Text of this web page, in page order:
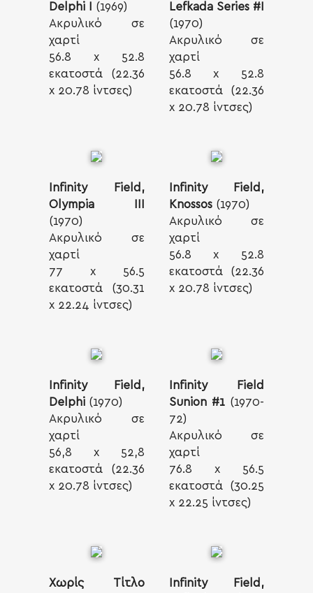
Delphi I
(1969)
Ακρυλικό σε
χαρτί
56.8 x 52.8
εκατοστά (22.36
x 20.78 ίντσες)
Lefkada Series #I
(1970)
Ακρυλικό σε
χαρτί
56.8 x 52.8
εκατοστά (22.36
x 20.78 ίντσες)
Infinity Field,
Olympia III
(1970)
Ακρυλικό σε
χαρτί
77 x 56.5
εκατοστά (30.31
x 22.24 ίντσες)
Infinity Field,
Knossos(1970)
Ακρυλικό σε
χαρτί
56.8 x 52.8
εκατοστά (22.36
x 20.78 ίντσες)
Infinity Field,
Delphi (1970)
Ακρυλικό σε
χαρτί
56,8 x 52,8
εκατοστά (22.36
x 20.78 ίντσες)
Infinity Field
Sunion #1(1970-
72)
Ακρυλικό σε
χαρτί
76.8 x 56.5
εκατοστά (30.25
x 22.25 ίντσες)
Χωρίς Τίτλο
Infinity Field,